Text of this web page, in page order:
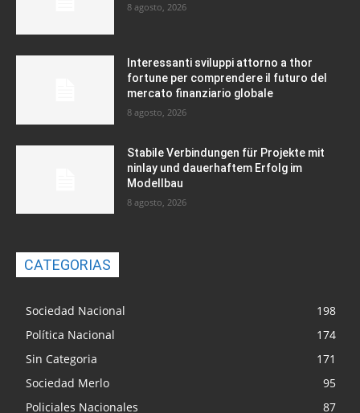
8 agosto, 2026
Interessanti sviluppi attorno a thor
fortune per comprendere il futuro del
mercato finanziario globale
8 agosto, 2026
Stabile Verbindungen für Projekte mit
ninlay und dauerhaftem Erfolg im
Modellbau
8 agosto, 2026
CATEGORIAS
Sociedad Nacional
198
Política Nacional
174
Sin Categoria
171
Sociedad Merlo
95
Policiales Nacionales
87